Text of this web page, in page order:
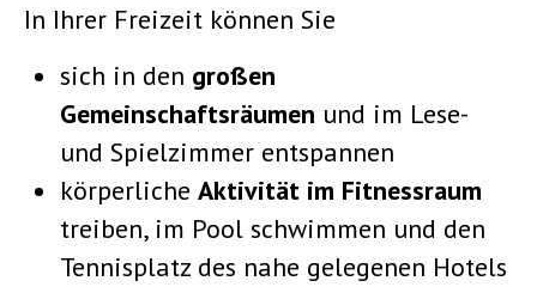
In Ihrer Freizeit können Sie
sich in den großen
Gemeinschaftsräumen und im Lese-
und Spielzimmer entspannen
körperliche Aktivität im Fitnessraum
treiben, im Pool schwimmen und den
Tennisplatz des nahe gelegenen Hotels